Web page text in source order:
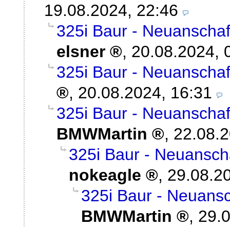
19.08.2024, 22:46
325i Baur -
elsner
, 20.08.2024,
325i Baur -
, 20.08.2024, 16:31
325i Baur -
BMWMartin
,
325i Baur -
nokeagle
,
325i Baur -
BMWMartin
,